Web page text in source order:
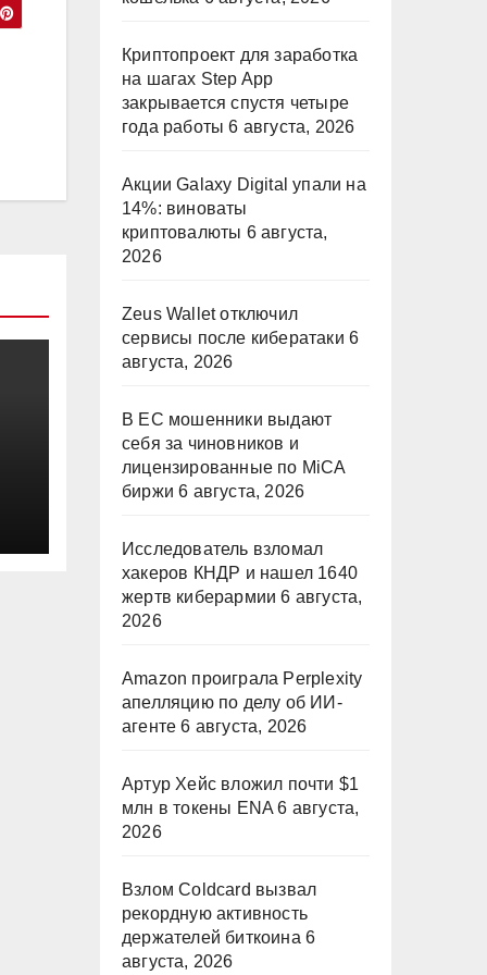
Криптопроект для заработка
на шагах Step App
закрывается спустя четыре
года работы 6 августа, 2026
Акции Galaxy Digital упали на
14%: виноваты
криптовалюты 6 августа,
2026
Zeus Wallet отключил
сервисы после кибератаки 6
августа, 2026
В ЕС мошенники выдают
себя за чиновников и
лицензированные по MiCA
биржи 6 августа, 2026
Исследователь взломал
хакеров КНДР и нашел 1640
жертв киберармии 6 августа,
2026
Amazon проиграла Perplexity
апелляцию по делу об ИИ-
агенте 6 августа, 2026
Артур Хейс вложил почти $1
млн в токены ENA 6 августа,
2026
Взлом Coldcard вызвал
рекордную активность
держателей биткоина 6
августа, 2026